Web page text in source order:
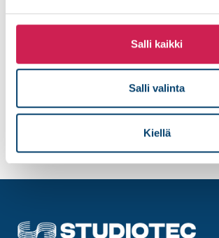
Salli kaikki
Salli valinta
Kiellä
Oskari Moilanen
Lue lisää